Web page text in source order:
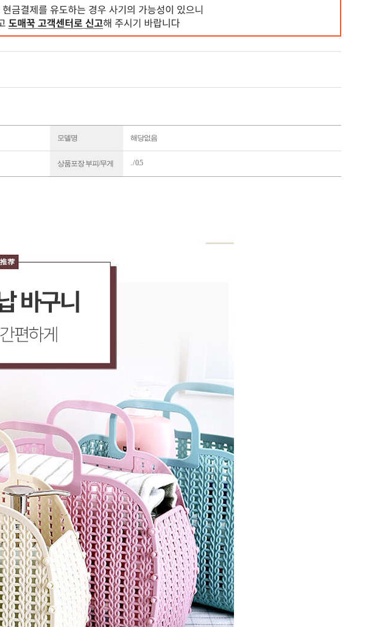
모델명 해당없음
상품포장 부피/무게 . / 0.5